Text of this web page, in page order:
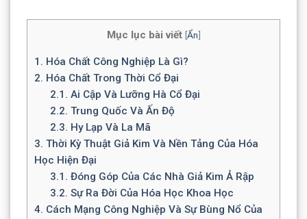
Mục lục bài viết [Ẩn]
1. Hóa Chất Công Nghiệp Là Gì?
2. Hóa Chất Trong Thời Cổ Đại
2.1. Ai Cập Và Lưỡng Hà Cổ Đại
2.2. Trung Quốc Và Ấn Độ
2.3. Hy Lạp Và La Mã
3. Thời Kỳ Thuật Giả Kim Và Nền Tảng Của Hóa
Học Hiện Đại
3.1. Đóng Góp Của Các Nhà Giả Kim Ả Rập
3.2. Sự Ra Đời Của Hóa Học Khoa Học
4. Cách Mạng Công Nghiệp Và Sự Bùng Nổ Của